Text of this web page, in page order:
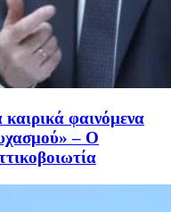
φαινόμενα
– Ο